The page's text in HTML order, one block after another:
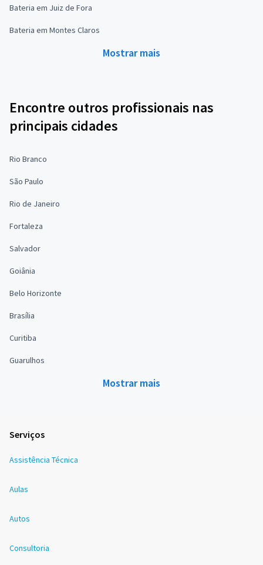
Bateria em Juiz de Fora
Bateria em Montes Claros
Mostrar mais
Encontre outros profissionais nas
principais cidades
Rio Branco
São Paulo
Rio de Janeiro
Fortaleza
Salvador
Goiânia
Belo Horizonte
Brasília
Curitiba
Guarulhos
Mostrar mais
Serviços
Assistência Técnica
Aulas
Autos
Consultoria